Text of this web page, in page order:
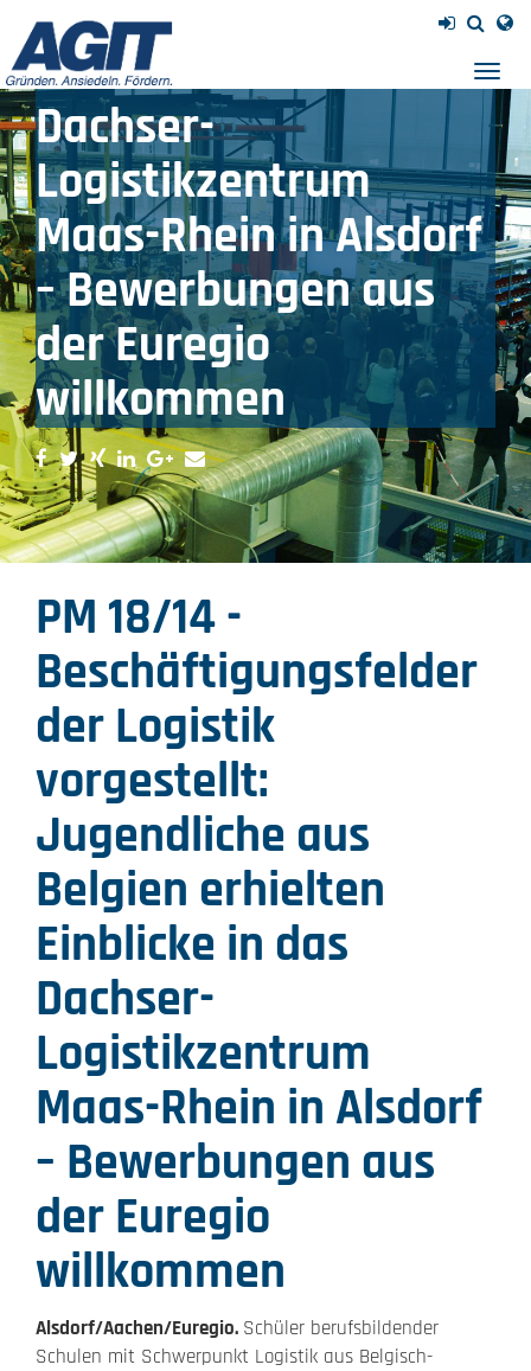
Belgien erhielten
Einblicke in das
Dachser-
Logistikzentrum
Maas-Rhein in Alsdorf
– Bewerbungen aus
der Euregio
willkommen
PM 18/14 -
Beschäftigungsfelder
der Logistik
vorgestellt:
Jugendliche aus
Belgien erhielten
Einblicke in das
Dachser-
Logistikzentrum
Maas-Rhein in Alsdorf
– Bewerbungen aus
der Euregio
willkommen
Alsdorf/Aachen/Euregio. Schüler berufsbildender
Schulen mit Schwerpunkt Logistik aus Belgisch-